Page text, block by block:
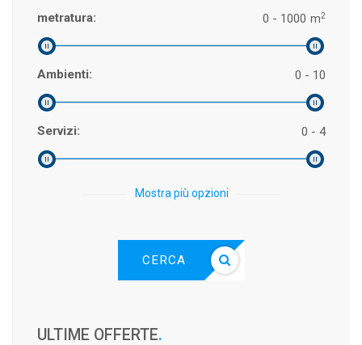
metratura: m2
0 - 1000
Ambienti: 0 - 10
Servizi: 0 - 4
Mostra più opzioni
CERCA
ULTIME OFFERTE.